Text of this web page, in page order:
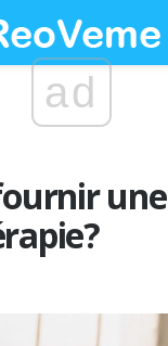
ad
une